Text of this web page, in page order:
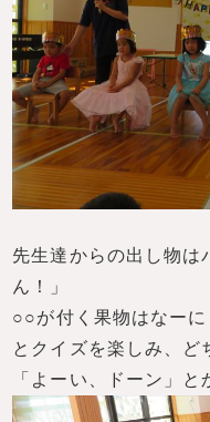
先生達からの出し物は
ん！」
○○が付く果物はなーに
とクイズを楽しみ、ど
「よーい、ドーン」と